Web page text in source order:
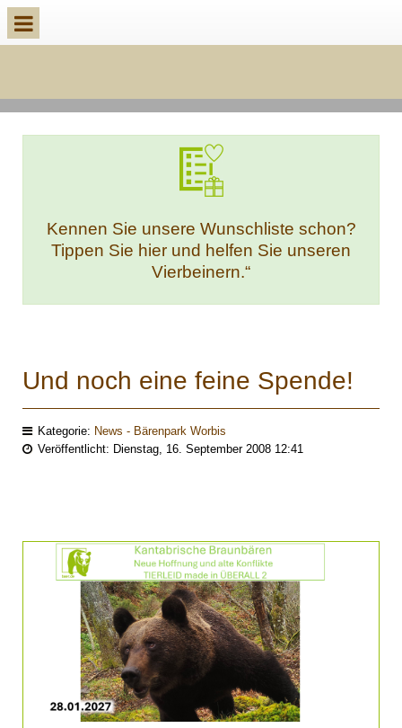
Kennen Sie unsere Wunschliste schon?
Tippen Sie hier und helfen Sie unseren
Vierbeinern.“
Und noch eine feine Spende!
Kategorie: News - Bärenpark Worbis
Veröffentlicht: Dienstag, 16. September 2008 12:41